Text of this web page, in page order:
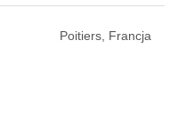
Poitiers, Francja